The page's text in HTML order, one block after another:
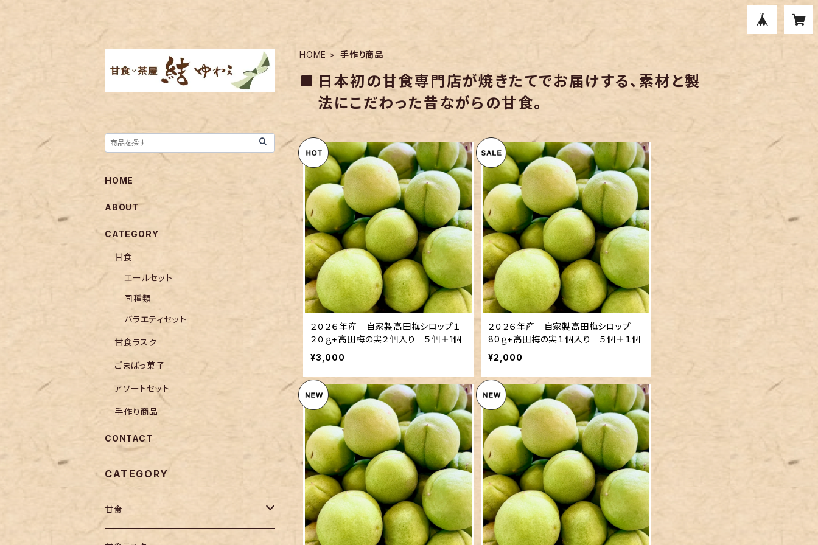
HOME 手作り商品
日本初の甘食専門店が焼きたてでお届けする、素材と製
法にこだわった昔ながらの甘食。
２０２６年産 自家製高田梅シロップ１
２０ｇ+高田梅の実２個入り ５個＋1個
¥3,000
２０２６年産 自家製高田梅シロップ
80ｇ+高田梅の実１個入り ５個＋１個
¥2,000
HOME
ABOUT
CATEGORY
甘食
エールセット
同種類
バラエティセット
甘食ラスク
ごまばっ菓子
アソートセット
手作り商品
CONTACT
CATEGORY
甘食